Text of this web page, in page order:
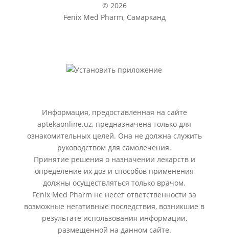
© 2026
Fenix Med Pharm, Самарканд
Информация, предоставленная на сайте
aptekaonline.uz, предназначена только для
ознакомительных целей. Она не должна служить
руководством для самолечения.
Принятие решения о назначении лекарств и
определение их доз и способов применения
должны осуществляться только врачом.
Fenix Med Pharm не несет ответственности за
возможные негативные последствия, возникшие в
результате использования информации,
размещенной на данном сайте.